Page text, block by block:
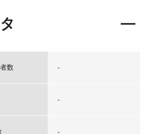
数 -
-
-